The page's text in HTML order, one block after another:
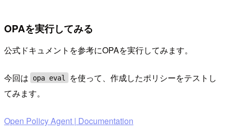
OPAを実行してみる
公式ドキュメントを参考にOPAを実行してみます。
今回は opa eval
を使って、作成したポリシーをテストし
てみます。
Open Policy Agent | Documentation